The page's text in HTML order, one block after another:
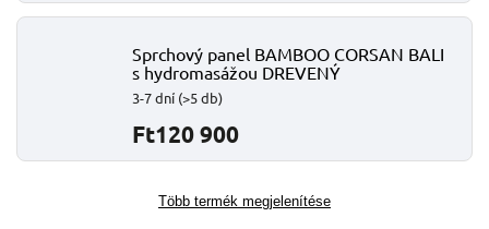
Sprchový panel BAMBOO CORSAN BALI
s hydromasážou DREVENÝ
3-7 dní (>5 db)
Ft120 900
Több termék megjelenítése